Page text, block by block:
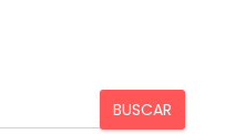
BUSCAR